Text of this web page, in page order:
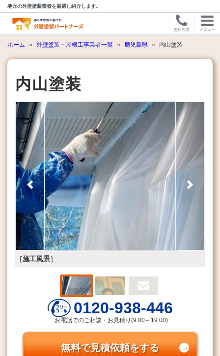
地元の外壁塗装業者を厳選し紹介します。
無料相談 メニュー
ホーム » 外壁塗装・屋根工事業者一覧 » 鹿児島県 » 内山塗装
内山塗装
［施工風景］
Previous Next
0120-938-446
お電話でのご相談・お見積り(9:00～19:00)
無料で見積依頼をする